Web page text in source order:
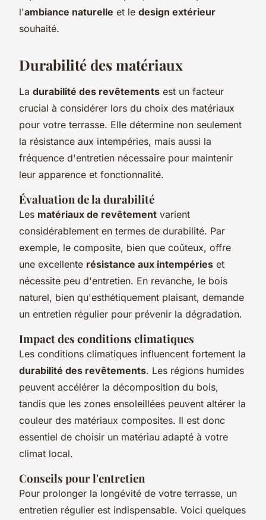
l'ambiance naturelle et le design extérieur
souhaité.
Durabilité des matériaux
La durabilité des revêtements est un facteur
crucial à considérer lors du choix des matériaux
pour votre terrasse. Elle détermine non seulement
la résistance aux intempéries, mais aussi la
fréquence d'entretien nécessaire pour maintenir
leur apparence et fonctionnalité.
Évaluation de la durabilité
Les matériaux de revêtement varient
considérablement en termes de durabilité. Par
exemple, le composite, bien que coûteux, offre
une excellente résistance aux intempéries et
nécessite peu d'entretien. En revanche, le bois
naturel, bien qu'esthétiquement plaisant, demande
un entretien régulier pour prévenir la dégradation.
Impact des conditions climatiques
Les conditions climatiques influencent fortement la
durabilité des revêtements. Les régions humides
peuvent accélérer la décomposition du bois,
tandis que les zones ensoleillées peuvent altérer la
couleur des matériaux composites. Il est donc
essentiel de choisir un matériau adapté à votre
climat local.
Conseils pour l'entretien
Pour prolonger la longévité de votre terrasse, un
entretien régulier est indispensable. Voici quelques